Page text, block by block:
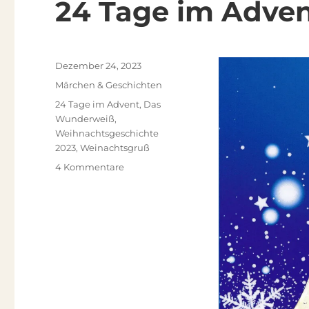
24 Tage im
Veröffentlicht
am
Dezember 24, 2023
Kategorien
Märchen & Geschichten
Schlagwörter
24 Tage im Advent, Das
Wunderweiß,
Weihnachtsgeschichte
2023,Weinachtsgruß
4 Kommentarezu